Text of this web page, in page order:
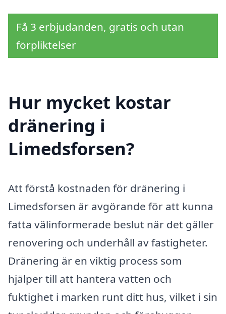
Få 3 erbjudanden, gratis och utan
förpliktelser
Hur mycket kostar
dränering i
Limedsforsen?
Att förstå kostnaden för dränering i
Limedsforsen är avgörande för att kunna
fatta välinformerade beslut när det gäller
renovering och underhåll av fastigheter.
Dränering är en viktig process som
hjälper till att hantera vatten och
fuktighet i marken runt ditt hus, vilket i sin